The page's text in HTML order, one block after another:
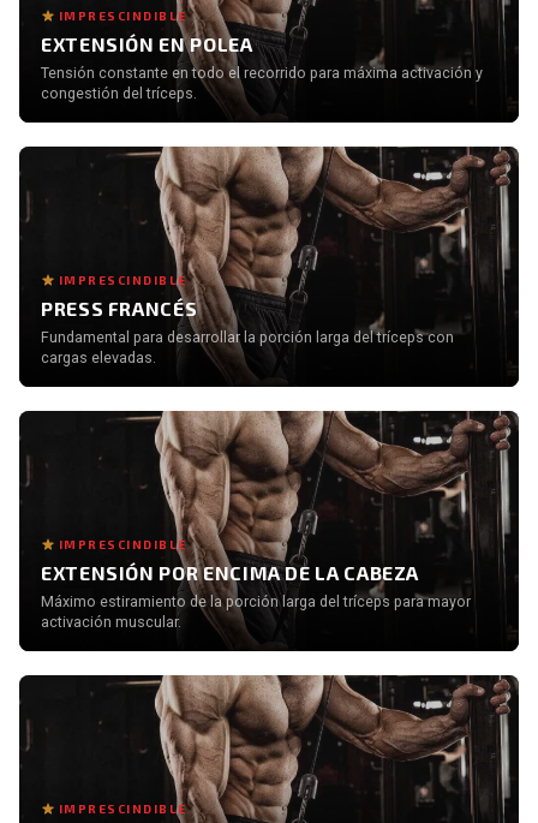
IMPRESCINDIBLE
EXTENSIÓN EN POLEA
Tensión constante en todo el recorrido para máxima activación y
congestión del tríceps.
IMPRESCINDIBLE
PRESS FRANCÉS
Fundamental para desarrollar la porción larga del tríceps con
cargas elevadas.
IMPRESCINDIBLE
EXTENSIÓN POR ENCIMA DE LA CABEZA
Máximo estiramiento de la porción larga del tríceps para mayor
activación muscular.
IMPRESCINDIBLE